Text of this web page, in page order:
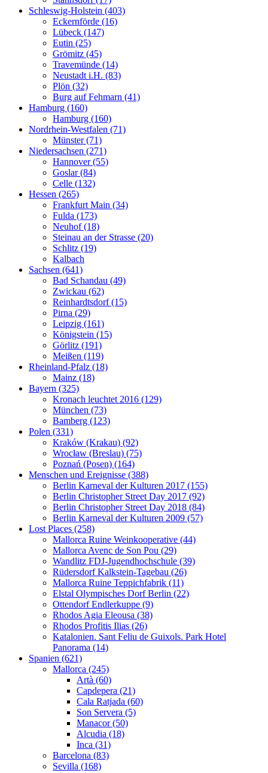
Schleswig-Holstein (403)
Eckernförde (16)
Lübeck (147)
Eutin (25)
Grömitz (45)
Travemünde (14)
Neustadt i.H. (83)
Plön (32)
Burg auf Fehmarn (41)
Hamburg (160)
Hamburg (160)
Nordrhein-Westfalen (71)
Münster (71)
Niedersachsen (271)
Hannover (55)
Goslar (84)
Celle (132)
Hessen (265)
Frankfurt Main (34)
Fulda (173)
Neuhof (18)
Steinau an der Strasse (20)
Schlitz (19)
Kalbach
Sachsen (641)
Bad Schandau (49)
Zwickau (62)
Reinhardtsdorf (15)
Pirna (29)
Leipzig (161)
Königstein (15)
Görlitz (191)
Meißen (119)
Rheinland-Pfalz (18)
Mainz (18)
Bayern (325)
Kronach leuchtet 2016 (129)
München (73)
Bamberg (123)
Polen (331)
Kraków (Krakau) (92)
Wrocław (Breslau) (75)
Poznań (Posen) (164)
Menschen und Ereignisse (388)
Berlin Karneval der Kulturen 2017 (155)
Berlin Christopher Street Day 2017 (92)
Berlin Christopher Street Day 2018 (84)
Berlin Karneval der Kulturen 2009 (57)
Lost Places (258)
Mallorca Ruine Weinkooperative (44)
Mallorca Avenc de Son Pou (29)
Wandlitz FDJ-Jugendhochschule (39)
Rüdersdorf Kalkstein-Tagebau (26)
Mallorca Ruine Teppichfabrik (11)
Elstal Olympisches Dorf Berlin (22)
Ottendorf Endlerkuppe (9)
Rhodos Agia Eleousa (38)
Rhodos Profitis Ilias (26)
Katalonien. Sant Feliu de Guixols. Park Hotel
Panorama (14)
Spanien (621)
Mallorca (245)
Artà (60)
Capdepera (21)
Cala Ratjada (60)
Son Servera (5)
Manacor (50)
Alcudia (18)
Inca (31)
Barcelona (83)
Sevilla (168)